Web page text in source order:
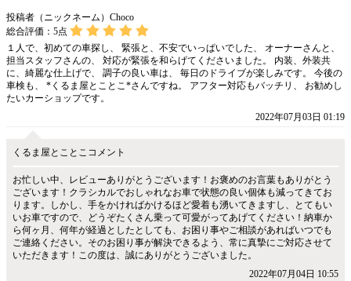
投稿者（ニックネーム）Choco
総合評価： 5点
１人で、初めての車探し、 緊張と、不安でいっぱいでした、 オーナーさんと、
担当スタッフさんの、 対応が緊張を和らげてくださいました。 内装、外装共
に、綺麗な仕上げで、 調子の良い車は、 毎日のドライブが楽しみです。 今後の
車検も、 *くるま屋とことこ*さんですね。 アフター対応もバッチリ、 お勧めし
たいカーショップです。
2022年07月03日 01:19
くるま屋とことこコメント
お忙しい中、レビューありがとうございます！お褒めのお言葉もありがとう
ございます！クラシカルでおしゃれなお車で状態の良い個体も減ってきてお
ります。しかし、手をかければかけるほど愛着も湧いてきますし、とてもい
いお車ですので、どうぞたくさん乗って可愛がってあげてください！納車か
ら何ヶ月、何年が経過としたとしても、お困り事やご相談があればいつでも
ご連絡ください。そのお困り事が解決できるよう、常に真摯にご対応させて
いただきます！この度は、誠にありがとうございました。
2022年07月04日 10:55